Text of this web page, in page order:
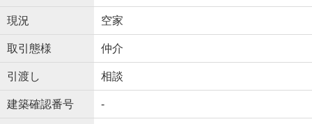
現況 空家
取引態様 仲介
引渡し 相談
建築確認番号 -